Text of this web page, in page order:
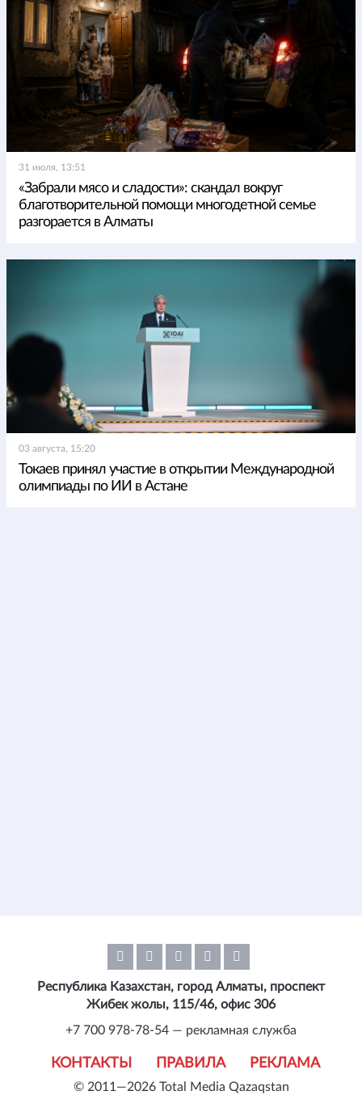
31 июля, 13:51
«Забрали мясо и сладости»: скандал вокруг
благотворительной помощи многодетной семье
разгорается в Алматы
03 августа, 15:20
Токаев принял участие в открытии Международной
олимпиады по ИИ в Астане
© 2011—2026 Total Media Qazaqstan
КОНТАКТЫ ПРАВИЛА РЕКЛАМА
Республика Казахстан, город Алматы, проспект
Жибек жолы, 115/46, офис 306
+7 700 978-78-54 — рекламная служба